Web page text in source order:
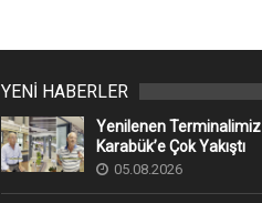
YENİ HABERLER
Yenilenen Terminalimiz
Karabük’e Çok Yakıştı
05.08.2026